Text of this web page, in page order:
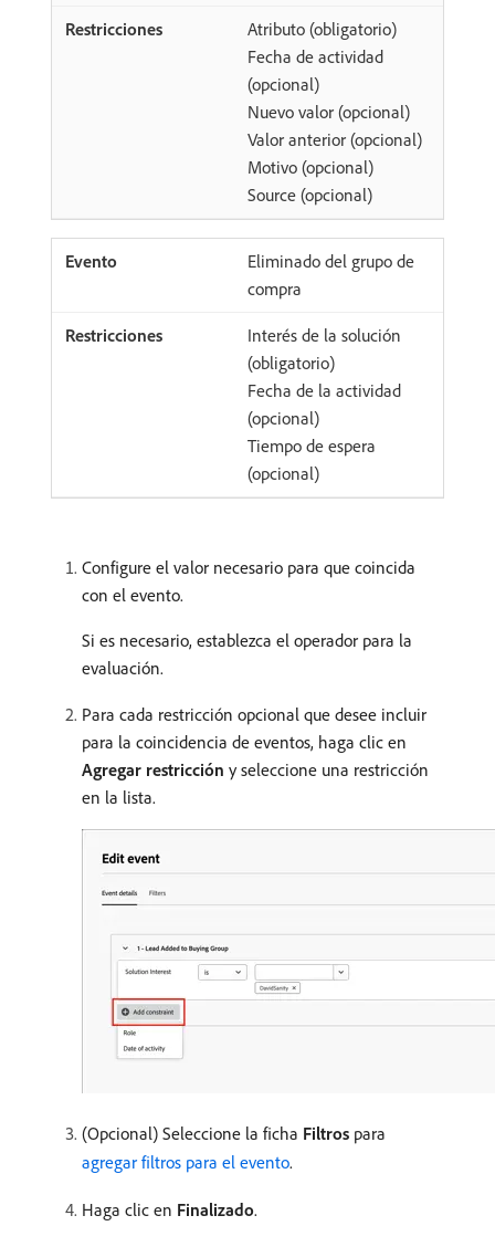
Atributo (obligatorio)
Fecha de actividad
(opcional)
Nuevo valor (opcional)
Valor anterior (opcional)
Motivo (opcional)
Source (opcional)
Eliminado del grupo de
compra
Interés de la solución
(obligatorio)
Fecha de la actividad
(opcional)
Tiempo de espera
(opcional)
Configure el valor necesario para que coincida
con el evento.
Si es necesario, establezca el operador para la
evaluación.
Para cada restricción opcional que desee incluir
para la coincidencia de eventos, haga clic en
Agregar restricción y seleccione una restricción
en la lista.
(Opcional) Seleccione la ficha Filtros para
agregar filtros para el evento.
Haga clic en Finalizado.